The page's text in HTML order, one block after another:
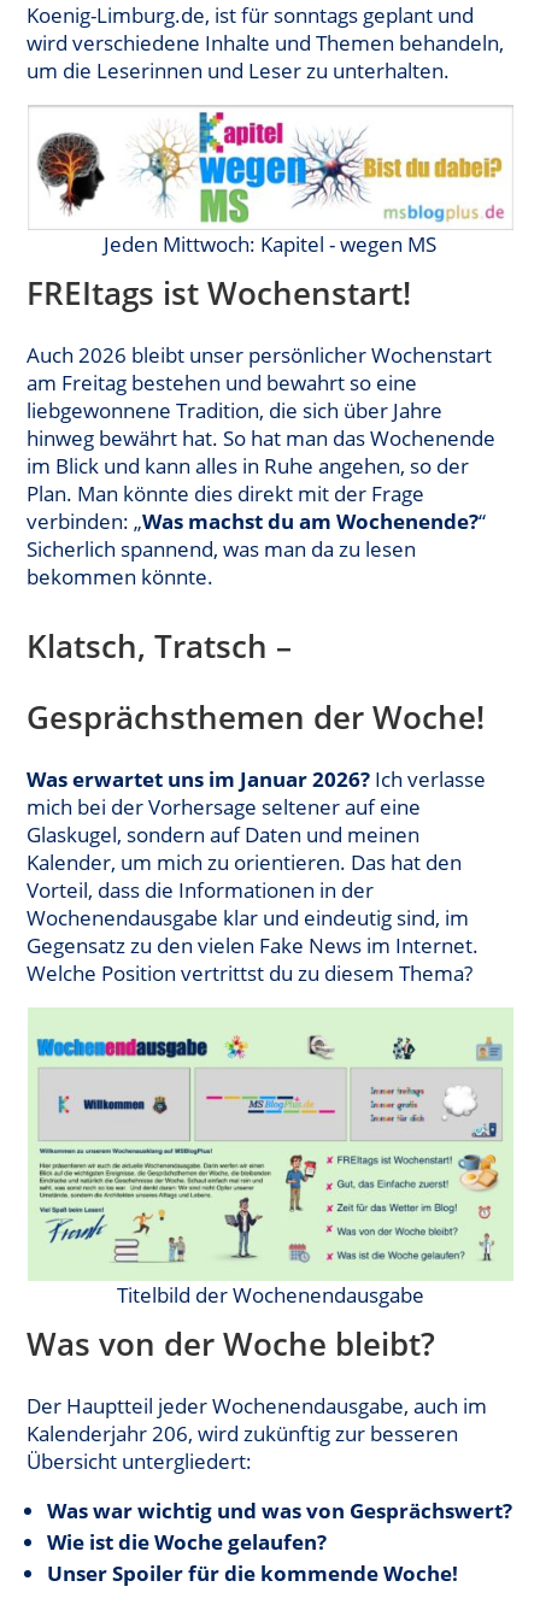
Koenig-Limburg.de, ist für sonntags geplant und
wird verschiedene Inhalte und Themen behandeln,
um die Leserinnen und Leser zu unterhalten.
Jeden Mittwoch: Kapitel - wegen MS
FREItags ist Wochenstart!
Auch 2026 bleibt unser persönlicher Wochenstart
am Freitag bestehen und bewahrt so eine
liebgewonnene Tradition, die sich über Jahre
hinweg bewährt hat. So hat man das Wochenende
im Blick und kann alles in Ruhe angehen, so der
Plan. Man könnte dies direkt mit der Frage
verbinden: „Was machst du am Wochenende?“
Sicherlich spannend, was man da zu lesen
bekommen könnte.
Klatsch, Tratsch –
Gesprächsthemen der Woche!
Was erwartet uns im Januar 2026? Ich verlasse
mich bei der Vorhersage seltener auf eine
Glaskugel, sondern auf Daten und meinen
Kalender, um mich zu orientieren. Das hat den
Vorteil, dass die Informationen in der
Wochenendausgabe klar und eindeutig sind, im
Gegensatz zu den vielen Fake News im Internet.
Welche Position vertrittst du zu diesem Thema?
Titelbild der Wochenendausgabe
Was von der Woche bleibt?
Der Hauptteil jeder Wochenendausgabe, auch im
Kalenderjahr 206, wird zukünftig zur besseren
Übersicht untergliedert:
Was war wichtig und was von Gesprächswert?
Wie ist die Woche gelaufen?
Unser Spoiler für die kommende Woche!